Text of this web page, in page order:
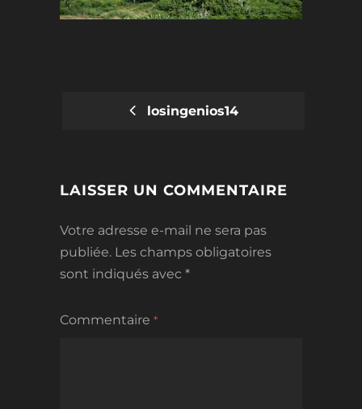
losingenios14
LAISSER UN COMMENTAIRE
Votre adresse e-mail ne sera pas
publiée. Les champs obligatoires
sont indiqués avec *
Commentaire *